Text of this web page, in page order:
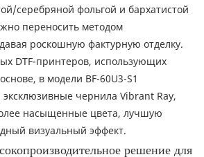
серебряной фольгой и бархатистой
переносить методом
роскошную фактурную отделку.
DTF-принтеров, использующих
в модели BF-60U3-S1
чернила Vibrant Ray,
насыщенные цвета, лучшую
визуальный эффект.